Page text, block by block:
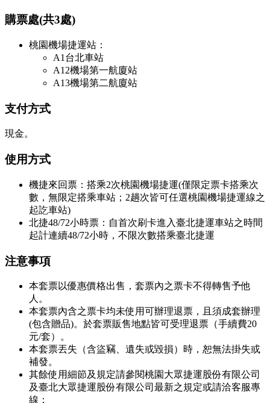
購票處(共3處)
桃園機場捷運站：
A1台北車站
A12機場第一航廈站
A13機場第二航廈站
支付方式
現金。
使用方式
機捷來回票：搭乘2次桃園機場捷運(僅限定票卡搭乘次
數，無限定搭乘車站；2趟次皆可任選桃園機場捷運線之
起訖車站)
北捷48/72小時票：自首次刷卡進入臺北捷運車站之時間
起計連續48/72小時，不限次數搭乘臺北捷運
注意事項
本套票以優惠價格出售，套票內之票卡不得轉售予他
人。
本套票內含之票卡均未使用可辦理退票，且須成套辦理
(包含贈品)。於套票販售地點皆可受理退票（手續費20
元/套）。
本套票丟失（含盜竊、遺失或毀損）時，恕無法掛失或
補發。
其餘使用細節及規定請參閱桃園大眾捷運股份有限公司
及臺北大眾捷運股份有限公司最新之規定或請洽客服專
線：